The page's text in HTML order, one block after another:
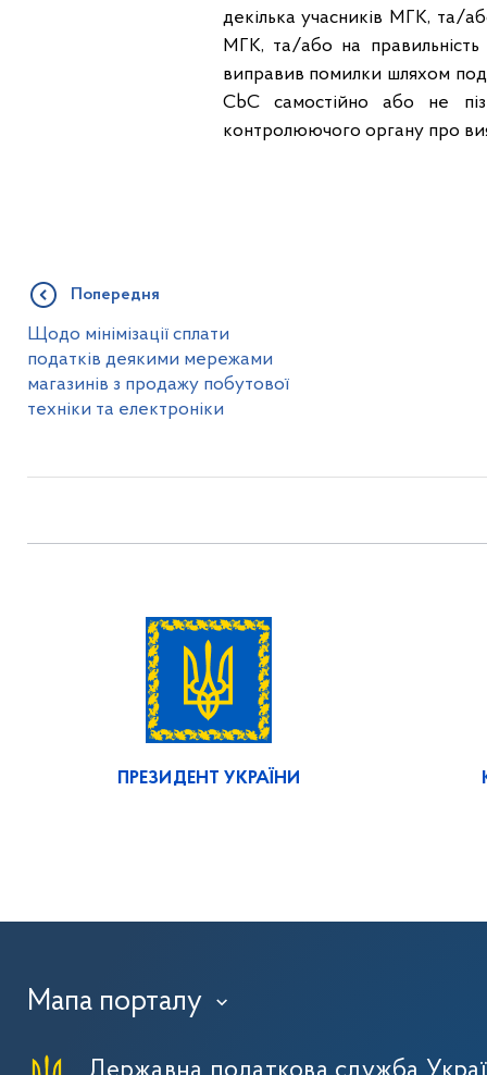
декілька учасників МГК, та/
МГК, та/або на правильність
виправив помилки шляхом
CbC самостійно або не
контролюючого органу про
Попередня
Щодо мінімізації сплати
податків деякими мережами
магазинів з продажу побутової
техніки та електроніки
ПРЕЗИДЕНТ УКРАЇНИ
Мапа порталу ›